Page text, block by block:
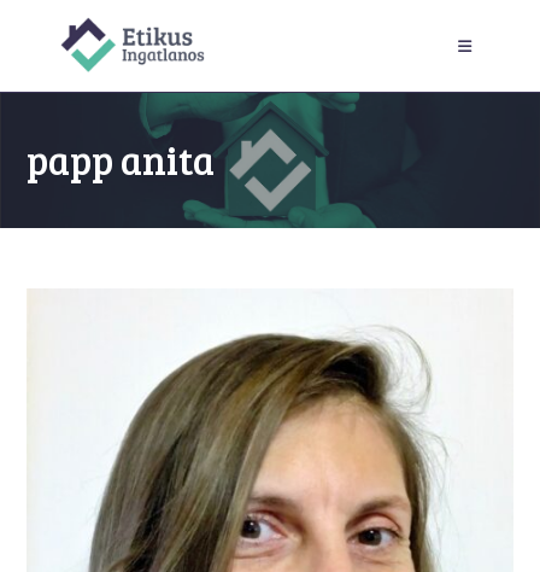
papp anita